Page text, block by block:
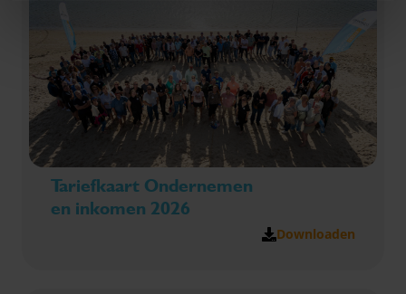
Tariefkaart Ondernemen
en inkomen 2026
Downloaden